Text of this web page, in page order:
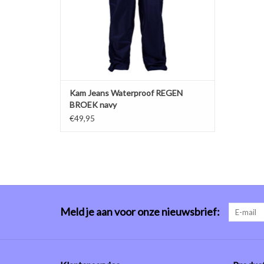
verstelbare enkelbanden
TOEVOEGEN AAN WINKELWAGEN
Kam Jeans Waterproof REGEN
BROEK navy
€49,95
Meld je aan voor onze nieuwsbrief: